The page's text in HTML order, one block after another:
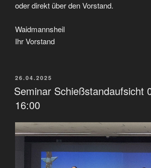
oder direkt über den Vorstand.
Waidmannsheil
Ihr Vorstand
VERÖFFENTLICHT
AM
26.04.2025
Seminar Schießstandaufsicht
16:00